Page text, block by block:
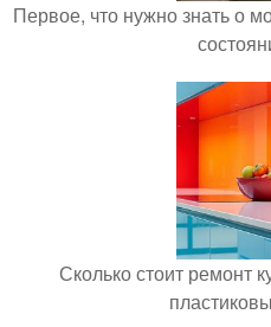
Первое, что нужно знать о
Сколько стоит ремонт